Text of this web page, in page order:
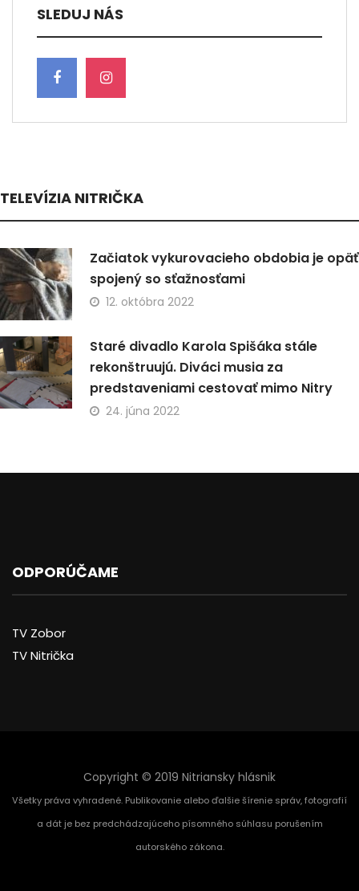
SLEDUJ NÁS
TELEVÍZIA NITRIČKA
Začiatok vykurovacieho obdobia je opäť
spojený so sťažnosťami
12. októbra 2022
Staré divadlo Karola Spišáka stále
rekonštruujú. Diváci musia za
predstaveniami cestovať mimo Nitry
24. júna 2022
ODPORÚČAME
TV Zobor
TV Nitrička
Copyright © 2019 Nitriansky hlásnik
Všetky práva vyhradené. Publikovanie alebo ďalšie šírenie správ, fotografií
a dát je bez predchádzajúceho písomného súhlasu porušením
autorského zákona.